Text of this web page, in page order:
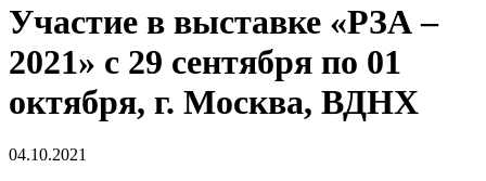
Участие в выставке «РЗА –
2021» с 29 сентября по 01
октября, г. Москва, ВДНХ
04.10.2021